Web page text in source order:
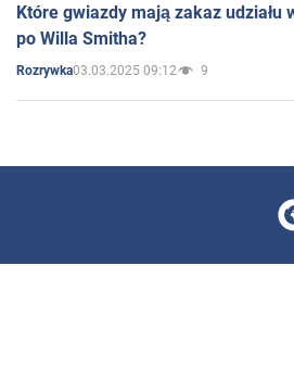
Które gwiazdy mają zakaz
po Willa Smitha?
Rozrywka03.03.2025 09:12 9